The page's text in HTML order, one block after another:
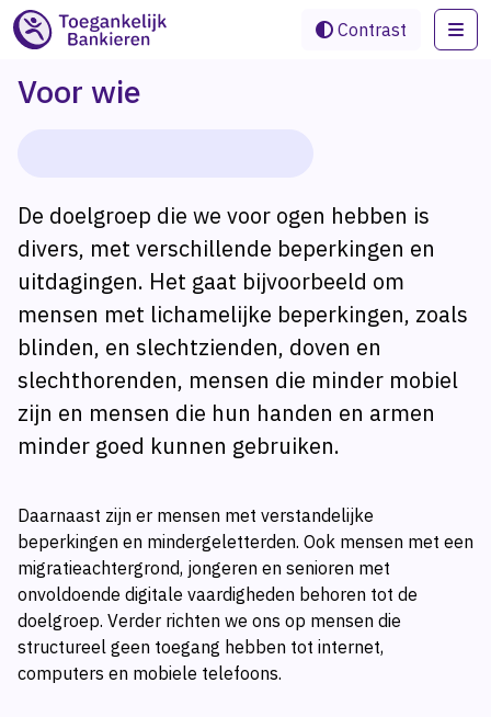
Contrast
Voor wie
De doelgroep die we voor ogen hebben is
divers, met verschillende beperkingen en
uitdagingen. Het gaat bijvoorbeeld om
mensen met lichamelijke beperkingen, zoals
blinden, en slechtzienden, doven en
slechthorenden, mensen die minder mobiel
zijn en mensen die hun handen en armen
minder goed kunnen gebruiken.
Daarnaast zijn er mensen met verstandelijke
beperkingen en mindergeletterden. Ook mensen met een
migratieachtergrond, jongeren en senioren met
onvoldoende digitale vaardigheden behoren tot de
doelgroep. Verder richten we ons op mensen die
structureel geen toegang hebben tot internet,
computers en mobiele telefoons.